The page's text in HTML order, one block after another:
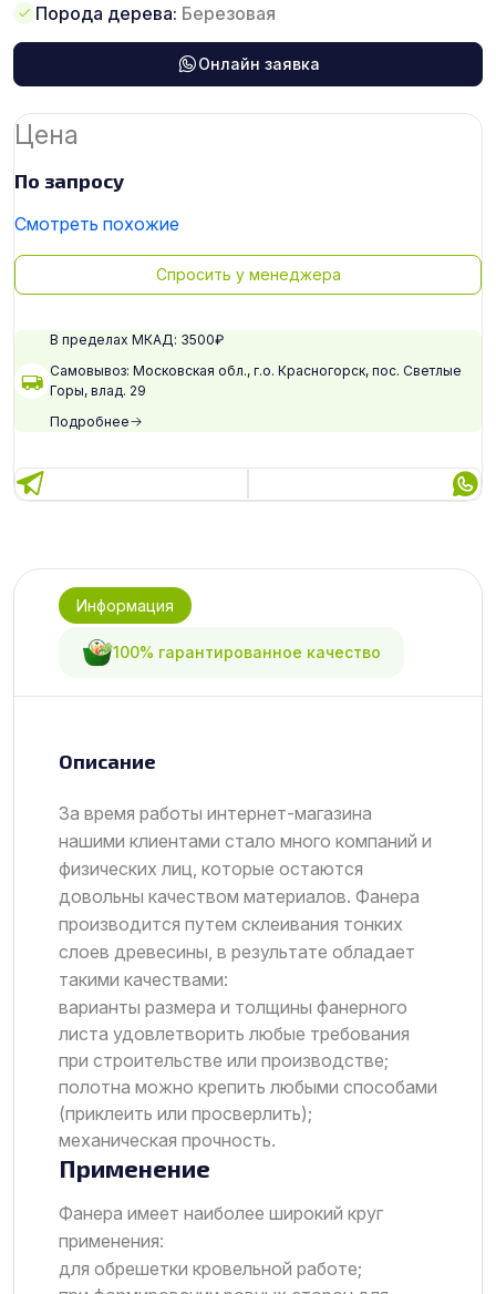
Порода дерева: Березовая
Онлайн заявка
Цена
По запросу
Смотреть похожие
Спросить у менеджера
В пределах МКАД: 3500₽
Самовывоз: Московская обл., г.о. Красногорск, пос. Светлые
Горы, влад. 29
Подробнее
Информация
100% гарантированное качество
Описание
За время работы интернет-магазина
нашими клиентами стало много компаний и
физических лиц, которые остаются
довольны качеством материалов. Фанера
производится путем склеивания тонких
слоев древесины, в результате обладает
такими качествами:
варианты размера и толщины фанерного
листа удовлетворить любые требования
при строительстве или производстве;
полотна можно крепить любыми способами
(приклеить или просверлить);
механическая прочность.
Применение
Фанера имеет наиболее широкий круг
применения:
для обрешетки кровельной работе;